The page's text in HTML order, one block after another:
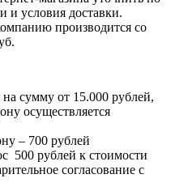
и условия доставки.
производится со
сумму от 15.000 рублей,
осуществляется
– 700 рублей
500 рублей к стоимости
согласование с